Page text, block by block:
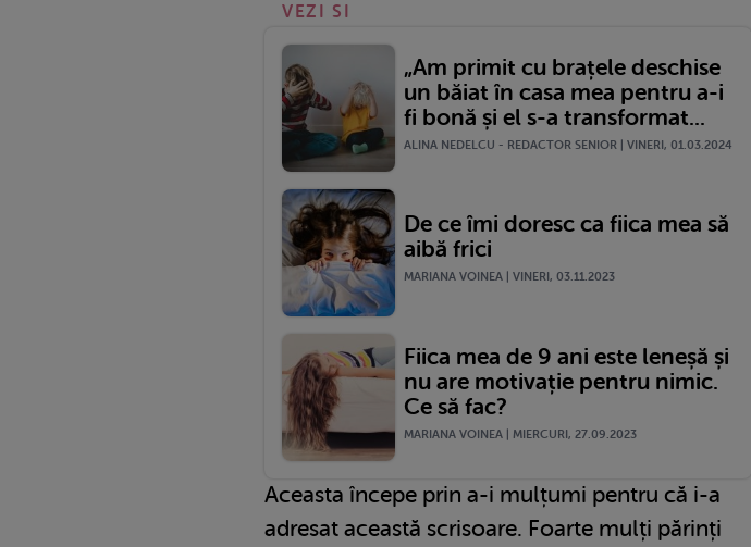
VEZI SI
„Am primit cu brațele deschise
un băiat în casa mea pentru a-i
fi bonă și el s-a transformat...
ALINA NEDELCU - REDACTOR SENIOR | VINERI, 01.03.2024
De ce îmi doresc ca fiica mea să
aibă frici
MARIANA VOINEA | VINERI, 03.11.2023
Fiica mea de 9 ani este leneșă și
nu are motivație pentru nimic.
Ce să fac?
MARIANA VOINEA | MIERCURI, 27.09.2023
Aceasta începe prin a-i mulțumi pentru că i-a
adresat această scrisoare. Foarte mulți părinți